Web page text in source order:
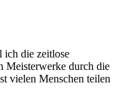
ich die zeitlose
Meisterwerke durch die
vielen Menschen teilen